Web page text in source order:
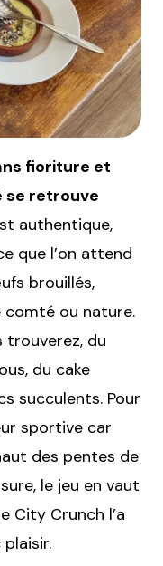
fioriture et
se retrouve
authentique,
que l’on attend
brouillés,
comté ou nature.
trouverez, du
du cake
succulents. Pour
sportive car
des pentes de
le jeu en vaut
City Crunch l’a